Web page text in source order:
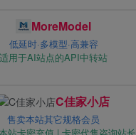
MoreModel
低延时·多模型·高兼容
适用于AI站点的API中转站
C佳家小店
售卖本站其它规格会员
站卡密充值 | 卡密代售咨询站长